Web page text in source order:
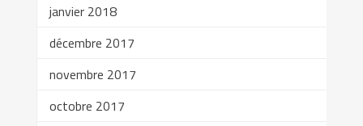
janvier 2018
décembre 2017
novembre 2017
octobre 2017